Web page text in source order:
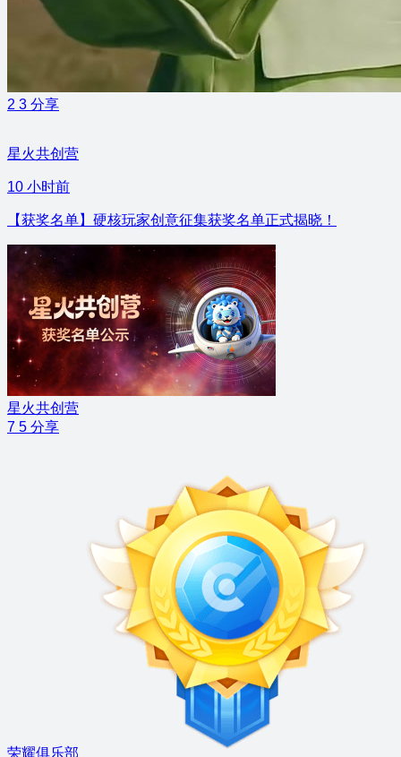
2 3 分享
星火共创营
10 小时前
【获奖名单】硬核玩家创意征集获奖名单正式揭晓！
星火共创营
7 5 分享
荣耀俱乐部